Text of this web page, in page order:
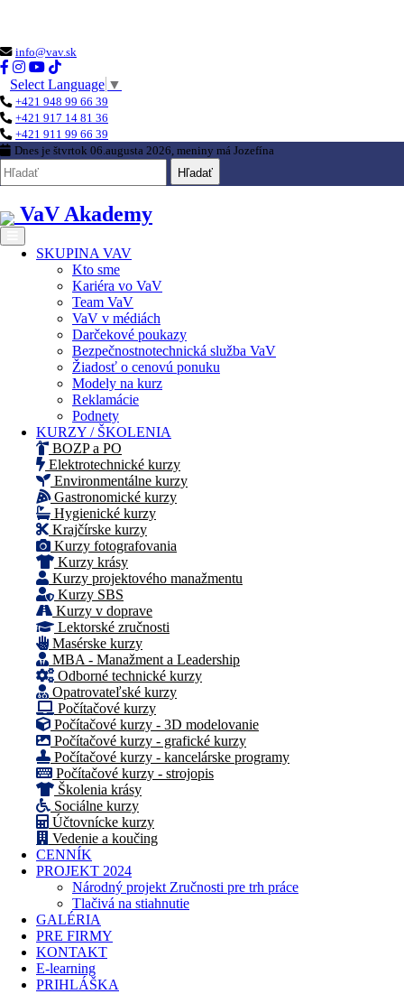
info@vav.sk
Select Language ▼
+421 948 99 66 39
+421 917 14 81 36
+421 911 99 66 39
Dnes je štvrtok 06.augusta 2026, meniny má Jozefína
Hľadať
VaV Akademy
SKUPINA VAV
Kto sme
Kariéra vo VaV
Team VaV
VaV v médiách
Darčekové poukazy
Bezpečnostnotechnická služba VaV
Žiadosť o cenovú ponuku
Modely na kurz
Reklamácie
Podnety
KURZY / ŠKOLENIA
BOZP a PO
Elektrotechnické kurzy
Environmentálne kurzy
Gastronomické kurzy
Hygienické kurzy
Krajčírske kurzy
Kurzy fotografovania
Kurzy krásy
Kurzy projektového manažmentu
Kurzy SBS
Kurzy v doprave
Lektorské zručnosti
Masérske kurzy
MBA - Manažment a Leadership
Odborné technické kurzy
Opatrovateľské kurzy
Počítačové kurzy
Počítačové kurzy - 3D modelovanie
Počítačové kurzy - grafické kurzy
Počítačové kurzy - kancelárske programy
Počítačové kurzy - strojopis
Školenia krásy
Sociálne kurzy
Účtovnícke kurzy
Vedenie a koučing
CENNÍK
PROJEKT 2024
Národný projekt Zručnosti pre trh práce
Tlačivá na stiahnutie
GALÉRIA
PRE FIRMY
KONTAKT
E-learning
PRIHLÁŠKA